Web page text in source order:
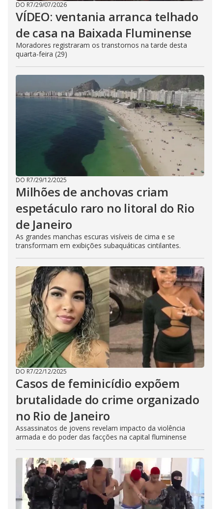
DO R7/29/07/2026
VÍDEO: ventania arranca telhado
de casa na Baixada Fluminense
Moradores registraram os transtornos na tarde desta
quarta-feira (29)
DO R7/29/12/2025
Milhões de anchovas criam
espetáculo raro no litoral do Rio
de Janeiro
As grandes manchas escuras visíveis de cima e se
transformam em exibições subaquáticas cintilantes.
DO R7/22/12/2025
Casos de feminicídio expõem
brutalidade do crime organizado
no Rio de Janeiro
Assassinatos de jovens revelam impacto da violência
armada e do poder das facções na capital fluminense